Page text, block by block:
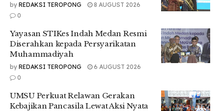
Ahmad Fadillah Rasyidi selaku Ketua Panitia menjelaskan
latar belakang acara tersebut.
“Jadi kemarin itu, acara yang digarap oleh divisi organisasi
di himagro itu sendiri, yaitu perayaan dari tanggal lahir
himagro pada tanggal 9 September kemarin , dan acaranya
bukan hanya perayaan saja, tapi digabung dengan seminar
pertanian,” ungkapnya.
Sambungnya, ia mengatakan tema dari acara seminar
tersebut.
by REDAKSI TEROPONG
8 AUGUST 2026
0
Yayasan STIKes Indah Medan Resmi
Diserahkan kepada Persyarikatan
Muhammadiyah
by REDAKSI TEROPONG
6 AUGUST 2026
0
UMSU Perkuat Relawan Gerakan
Kebajikan Pancasila Lewat Aksi Nyata